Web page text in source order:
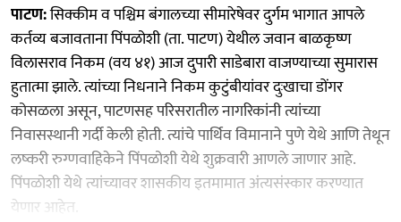
पाटण:सिक्कीम व पश्चिम बंगालच्या सीमारेषेवर दुर्गम भागात आपले
कर्तव्य बजावताना पिंपळोशी (ता. पाटण) येथील जवान बाळकृष्ण
विलासराव निकम (वय ४१) आज दुपारी साडेबारा वाजण्याच्या सुमारास
हुतात्मा झाले. त्यांच्या निधनाने निकम कुटुंबीयांवर दुःखाचा डोंगर
कोसळला असून, पाटणसह परिसरातील नागरिकांनी त्यांच्या
निवासस्थानी गर्दी केली होती. त्यांचे पार्थिव विमानाने पुणे येथे आणि तेथून
लष्करी रुग्णवाहिकेने पिंपळोशी येथे शुक्रवारी आणले जाणार आहे.
पिंपळोशी येथे त्यांच्यावर शासकीय इतमामात अंत्यसंस्कार करण्यात
येणार आहेत.